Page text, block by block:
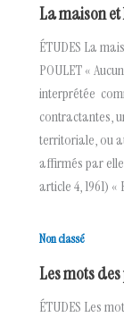
La maison
ÉTUDES La
POULET «
interprétée
contractantes,
territoriale, ou
affirmés par
article 4, 1961)
Non classé
Les mots
ÉTUDES Les